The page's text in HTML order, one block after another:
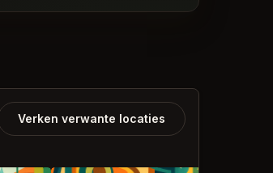
Verken verwante locaties